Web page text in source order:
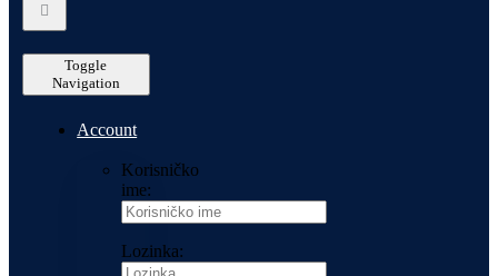
Toggle
Navigation
Account
Korisničko
ime:
Lozinka: